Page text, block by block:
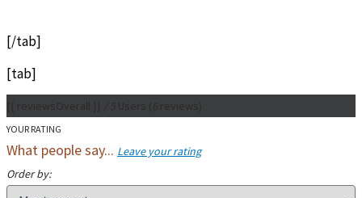
[/tab]
[tab]
YOUR RATING
What people say... Leave your rating
Order by: